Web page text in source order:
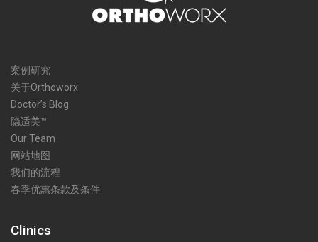
案例研究
关于Orthoworx
Doctor’s Blog
隐适美™
Our Team
网站地图
我们的流程
春季优惠条款及条件
Clinics